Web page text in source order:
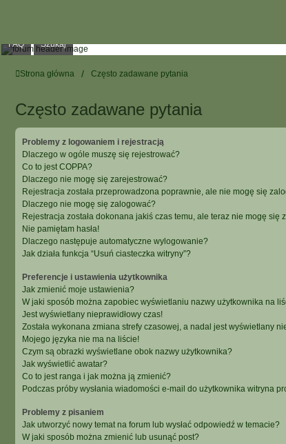
FAQ Szukaj
Strona główna Często zadawane pytania
Często zadawane pytania
Problemy z logowaniem i rejestracją
Dlaczego w ogóle muszę się rejestrować?
Co to jest COPPA?
Dlaczego nie mogę się zarejestrować?
Rejestracja została przeprowadzona poprawnie, ale nie mogę się
Dlaczego nie mogę się zalogować?
Rejestracja została dokonana jakiś czas temu, ale teraz nie mogę się
Nie pamiętam hasła!
Dlaczego następuje automatyczne wylogowanie?
Jak działa funkcja “Usuń ciasteczka witryny”?
Preferencje i ustawienia użytkownika
Jak zmienić moje ustawienia?
W jaki sposób można zapobiec wyświetlaniu nazwy użytkownika na
Jest wyświetlany nieprawidłowy czas!
Została wykonana zmiana strefy czasowej, a nadal jest wyświetlany
Mojego języka nie ma na liście!
Czym są obrazki wyświetlane obok nazwy użytkownika?
Jak wyświetlić awatar?
Co to jest ranga i jak można ją zmienić?
Podczas próby wysłania wiadomości e-mail do użytkownika witryna
Problemy z pisaniem
Jak utworzyć nowy temat na forum lub wysłać odpowiedź w temacie?
W jaki sposób można zmienić lub usunąć post?